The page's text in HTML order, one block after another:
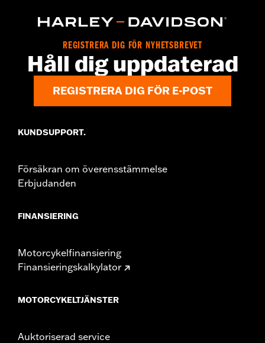
REGISTRERA DIG FÖR NYHETSBREVET
Håll dig uppdaterad
REGISTRERA DIG FÖR E-POST
KUNDSUPPORT.
Försäkran om överensstämmelse
Erbjudanden
FINANSIERING
Motorcykelfinansiering
Finansieringskalkylator
MOTORCYKELTJÄNSTER
Auktoriserad service